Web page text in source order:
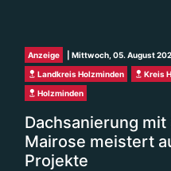
Anzeige
| Mittwoch, 05. August
Landkreis Holzminden
Kreis
Holzminden
Dachsanierung
Mairose meistert
Projekte